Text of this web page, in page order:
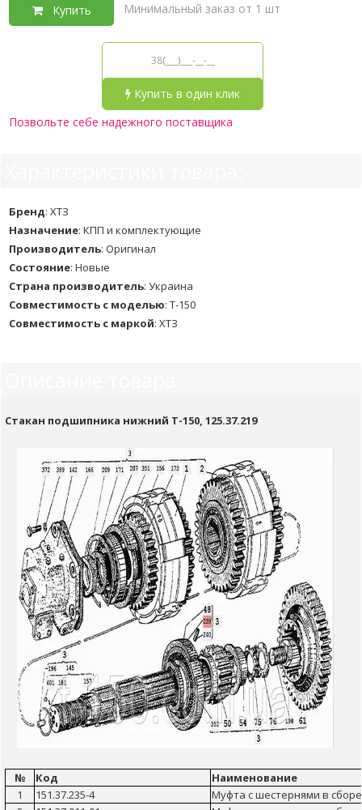
Купить Минимальный заказ от 1 шт
Купить в один клик
Позвольте себе надежного поставщика
Бренд: ХТЗ
Назначение: КПП и комплектующие
Производитель: Оригинал
Состояние: Новые
Страна производитель: Украина
Совместимость с моделью: Т-150
Совместимость с маркой: ХТЗ
Стакан подшипника нижний Т-150, 125.37.219
№ Код
Наименование
1
151.37.235-4
Муфта с шестернями в сборе